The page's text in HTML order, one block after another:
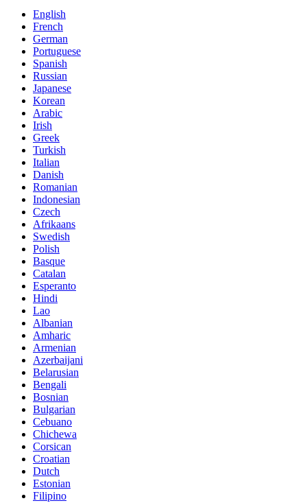
English
French
German
Portuguese
Spanish
Russian
Japanese
Korean
Arabic
Irish
Greek
Turkish
Italian
Danish
Romanian
Indonesian
Czech
Afrikaans
Swedish
Polish
Basque
Catalan
Esperanto
Hindi
Lao
Albanian
Amharic
Armenian
Azerbaijani
Belarusian
Bengali
Bosnian
Bulgarian
Cebuano
Chichewa
Corsican
Croatian
Dutch
Estonian
Filipino